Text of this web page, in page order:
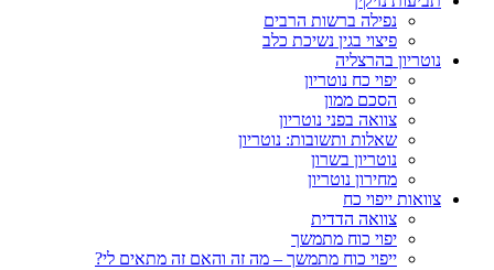
נפילה ברשות הרבים
פיצוי בגין נשיכת כלב
נוטריון בהרצליה
יפוי כח נוטריון
הסכם ממון
צוואה בפני נוטריון
שאלות ותשובות: נוטריון
נוטריון בשרון
מחירון נוטריון
צוואות ייפוי כח
צוואה הדדית
יפוי כוח מתמשך
ייפוי כוח מתמשך – מה זה והאם זה מתאים לי?